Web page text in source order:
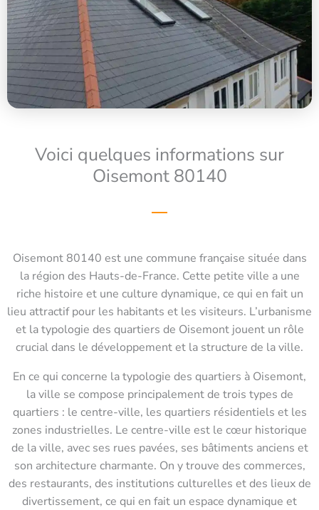
Voici quelques informations sur
Oisemont 80140
Oisemont 80140 est une commune française située dans
la région des Hauts-de-France. Cette petite ville a une
riche histoire et une culture dynamique, ce qui en fait un
lieu attractif pour les habitants et les visiteurs. L’urbanisme
et la typologie des quartiers de Oisemont jouent un rôle
crucial dans le développement et la structure de la ville.
En ce qui concerne la typologie des quartiers à Oisemont,
la ville se compose principalement de trois types de
quartiers : le centre-ville, les quartiers résidentiels et les
zones industrielles. Le centre-ville est le cœur historique
de la ville, avec ses rues pavées, ses bâtiments anciens et
son architecture charmante. On y trouve des commerces,
des restaurants, des institutions culturelles et des lieux de
divertissement, ce qui en fait un espace dynamique et